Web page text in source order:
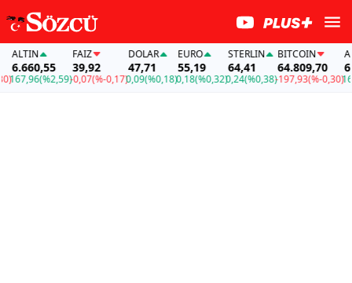
(%2,59)
39,92
-0,07(%-0,17)
DOLAR
47,71
0,09(%0,18)
EURO
55,19
0,18(%0,32)
STERLIN
64,41
0,24(%0,38)
BITCOIN
64.809,70
-197,93(%-0,30)
ALTIN
167,96